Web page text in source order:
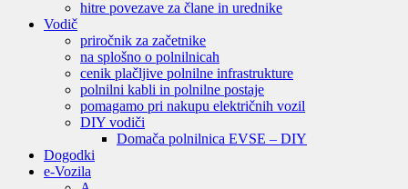
hitre povezave za člane in urednike
Vodič
priročnik za začetnike
na splošno o polnilnicah
cenik plačljive polnilne infrastrukture
polnilni kabli in polnilne postaje
pomagamo pri nakupu električnih vozil
DIY vodiči
Domača polnilnica EVSE – DIY
Dogodki
e-Vozila